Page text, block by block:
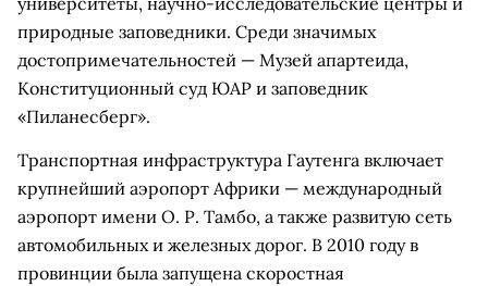
природные заповедники. Среди значимых
достопримечательностей — Музей апартеида,
Конституционный суд ЮАР и заповедник
«Пиланесберг».
Транспортная инфраструктура Гаутенга включает
крупнейший аэропорт Африки — международный
аэропорт имени О. Р. Тамбо, а также развитую сеть
автомобильных и железных дорог. В 2010 году в
провинции была запущена скоростная